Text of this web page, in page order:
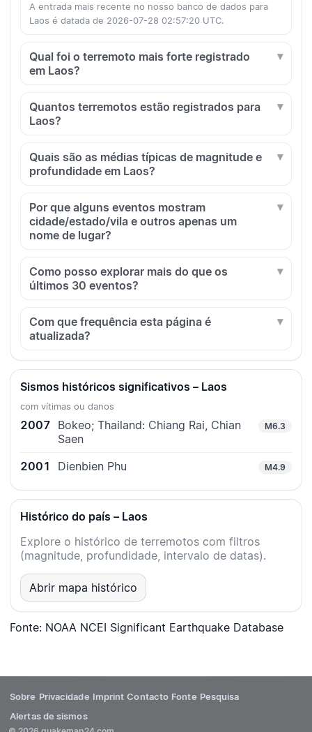
A entrada mais recente no nosso banco de dados para
Laos é datada de 2026-07-28 02:57:20 UTC.
Qual foi o terremoto mais forte registrado
em Laos?
Quantos terremotos estão registrados para
Laos?
Quais são as médias típicas de magnitude e
profundidade em Laos?
Por que alguns eventos mostram
cidade/estado/vila e outros apenas um
nome de lugar?
Como posso explorar mais do que os
últimos 30 eventos?
Com que frequência esta página é
atualizada?
Sismos históricos significativos – Laos
com vítimas ou danos
2007 Bokeo; Thailand: Chiang Rai, Chian
Saen
M6.3
2001 Dienbien Phu M4.9
Histórico do país – Laos
Explore o histórico de terremotos com filtros
(magnitude, profundidade, intervalo de datas).
Abrir mapa histórico
Fonte: NOAA NCEI Significant Earthquake Database
Sobre Privacidade Imprint Contacto Fonte Pesquisa
Alertas de sismos